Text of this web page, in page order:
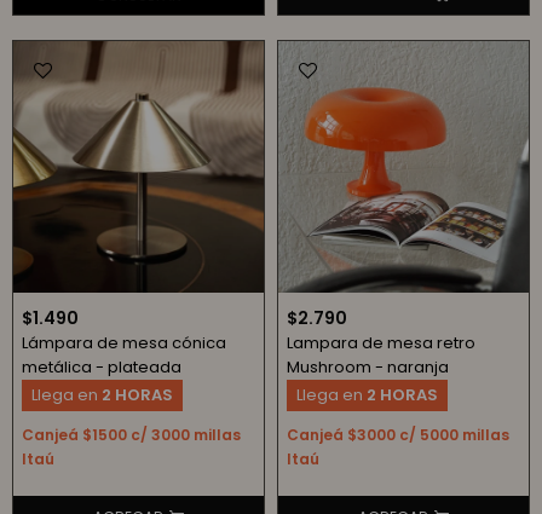
$1.490
Lámpara de mesa cónica
metálica - plateada
Canjeá $1500 c/ 3000 millas
Itaú
Llega en 2 HORAS
$2.790
Lampara de mesa retro
Mushroom - naranja
Canjeá $3000 c/ 5000 millas
Itaú
Llega en 2 HORAS